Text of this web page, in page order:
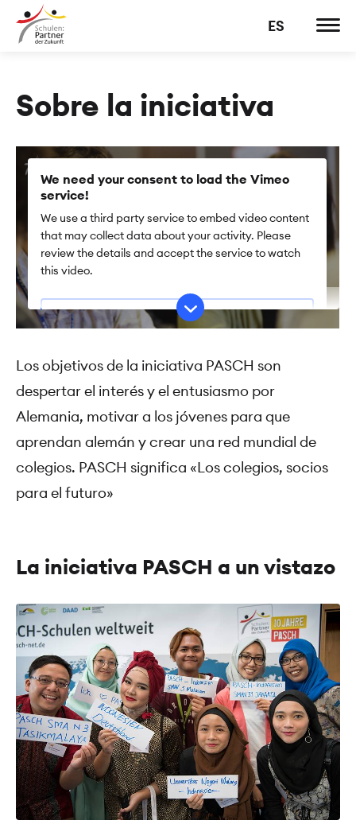
ES
Sobre la iniciativa
We need your consent to load the Vimeo
service!
We use a third party service to embed video content
that may collect data about your activity. Please
review the details and accept the service to watch
this video.
More Information
Powered by
Usercentrics Consent Management Platform
Los objetivos de la iniciativa PASCH son
despertar el interés y el entusiasmo por
Alemania, motivar a los jóvenes para que
aprendan alemán y crear una red mundial de
colegios. PASCH significa «Los colegios, socios
para el futuro»
La iniciativa PASCH a un vistazo